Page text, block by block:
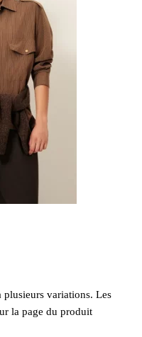
plusieurs variations. Les
la page du produit